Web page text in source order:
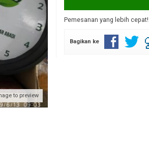
to preview
Pemesanan yang lebih cepat!
Bagikan ke